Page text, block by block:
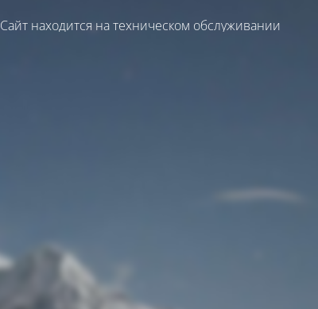
Сайт находится на техническом обслуживании